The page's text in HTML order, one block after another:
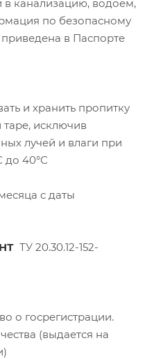
в канализацию, водоем,
по безопасному
в Паспорте
и хранить пропитку
таре, исключив
лучей и влаги при
до 40°С
с даты
ТУ 20.30.12-152-
о госрегистрации.
(выдается на